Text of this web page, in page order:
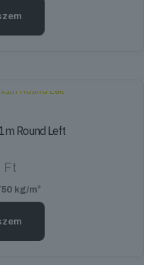
Round Left
Ft
kg/m²